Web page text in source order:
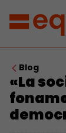
Blog
«La